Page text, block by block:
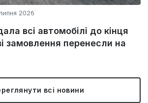
2026
всі автомобілі до кінця
замовлення перенесли на
всі новини